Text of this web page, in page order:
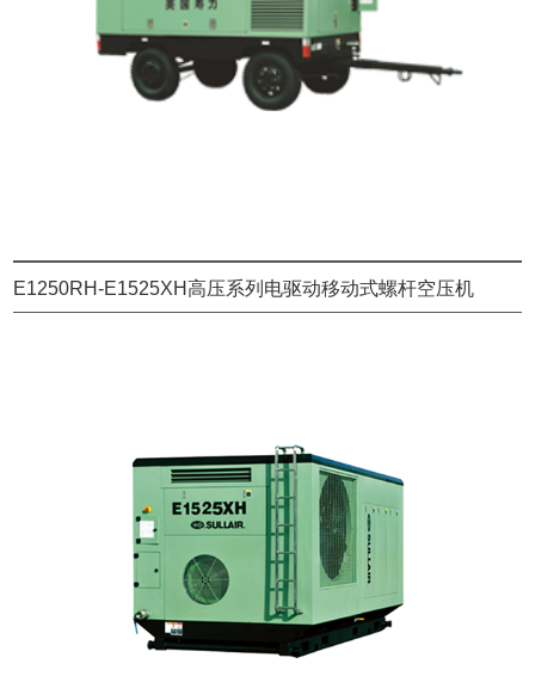
E1250RH-E1525XH高压系列电驱动移动式螺杆空压机